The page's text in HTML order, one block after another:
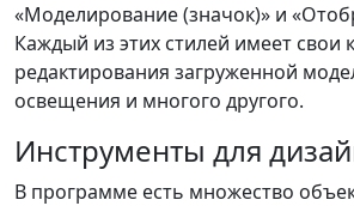
«Моделирование (значок)» и
Каждый из этих стилей имеет свои
редактирования загруженной
освещения и многого другого.
Инструменты для
В программе есть множество